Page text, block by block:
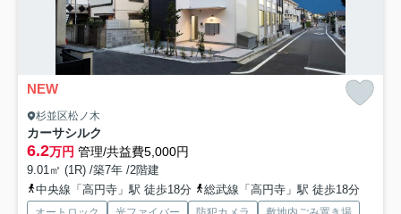
NEW
杉並区松ノ木
カーサシルク
6.2万円 管理/共益費5,000円
9.01㎡ (1R) /築7年 /2階建
中央線「高円寺」駅 徒歩18分
総武線「高円寺」駅 徒歩18分